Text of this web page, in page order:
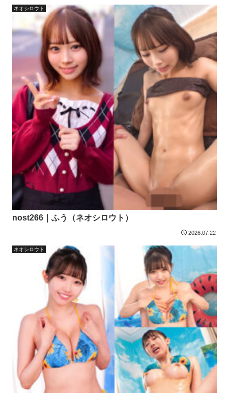
ネオシロウト
nost266｜ふう（ネオシロウト）
2026.07.22
ネオシロウト